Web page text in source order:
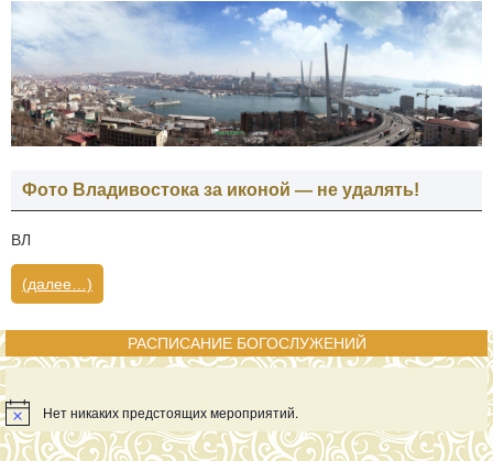
Фото Владивостока за иконой — не удалять!
ВЛ
(далее…)
РАСПИСАНИЕ БОГОСЛУЖЕНИЙ
Нет никаких предстоящих мероприятий.